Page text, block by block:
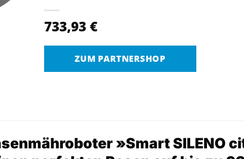
733,93€
ZUM PARTNERSHOP
»Smart SILENO